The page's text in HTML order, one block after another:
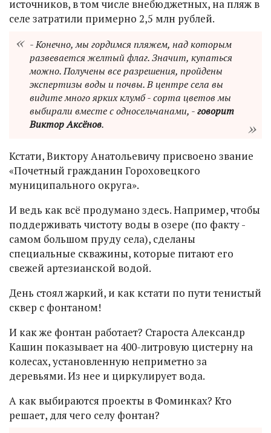
источников, в том числе внебюджетных, на пляж в
селе затратили примерно 2,5 млн рублей.
- Конечно, мы гордимся пляжем, над которым
развевается желтый флаг. Значит, купаться
можно. Получены все разрешения, пройдены
экспертизы воды и почвы. В центре села вы
видите много ярких клумб - сорта цветов мы
выбирали вместе с односельчанами, -говорит
Виктор Аксёнов.
Кстати, Виктору Анатольевичу присвоено звание
«Почетный гражданин Гороховецкого
муниципального округа».
И ведь как всё продумано здесь. Например, чтобы
поддерживать чистоту воды в озере (по факту -
самом большом пруду села), сделаны
специальные скважины, которые питают его
свежей артезианской водой.
День стоял жаркий, и как кстати по пути тенистый
сквер с фонтаном!
И как же фонтан работает? Староста Александр
Кашин показывает на 400-литровую цистерну на
колесах, установленную неприметно за
деревьями. Из нее и циркулирует вода.
А как выбираются проекты в Фоминках? Кто
решает, для чего селу фонтан?